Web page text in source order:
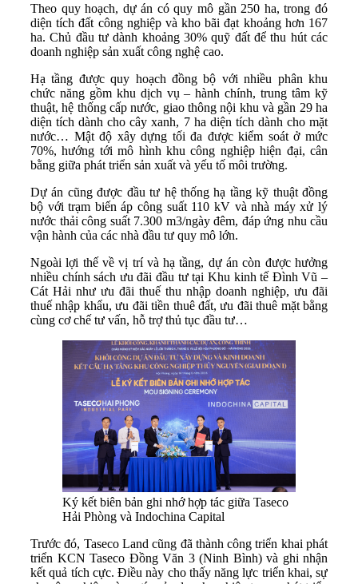
Theo quy hoạch, dự án có quy mô gần 250 ha, trong đó
diện tích đất công nghiệp và kho bãi đạt khoảng hơn 167
ha. Chủ đầu tư dành khoảng 30% quỹ đất để thu hút các
doanh nghiệp sản xuất công nghệ cao.
Hạ tầng được quy hoạch đồng bộ với nhiều phân khu
chức năng gồm khu dịch vụ – hành chính, trung tâm kỹ
thuật, hệ thống cấp nước, giao thông nội khu và gần 29 ha
diện tích dành cho cây xanh, 7 ha diện tích dành cho mặt
nước… Mật độ xây dựng tối đa được kiểm soát ở mức
70%, hướng tới mô hình khu công nghiệp hiện đại, cân
bằng giữa phát triển sản xuất và yếu tố môi trường.
Dự án cũng được đầu tư hệ thống hạ tầng kỹ thuật đồng
bộ với trạm biến áp công suất 110 kV và nhà máy xử lý
nước thải công suất 7.300 m3/ngày đêm, đáp ứng nhu cầu
vận hành của các nhà đầu tư quy mô lớn.
Ngoài lợi thế về vị trí và hạ tầng, dự án còn được hưởng
nhiều chính sách ưu đãi đầu tư tại Khu kinh tế Đình Vũ –
Cát Hải như ưu đãi thuế thu nhập doanh nghiệp, ưu đãi
thuế nhập khẩu, ưu đãi tiền thuê đất, ưu đãi thuê mặt bằng
cùng cơ chế tư vấn, hỗ trợ thủ tục đầu tư…
Ký kết biên bản ghi nhớ hợp tác giữa Taseco
Hải Phòng và Indochina Capital
Trước đó, Taseco Land cũng đã thành công triển khai phát
triển KCN Taseco Đồng Văn 3 (Ninh Bình) và ghi nhận
kết quả tích cực. Điều này cho thấy năng lực triển khai, sự